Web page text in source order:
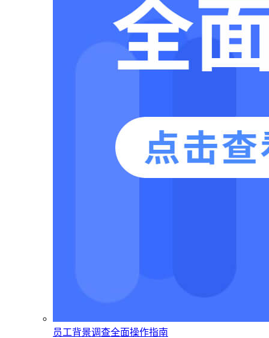
员工背景调查全面操作指南